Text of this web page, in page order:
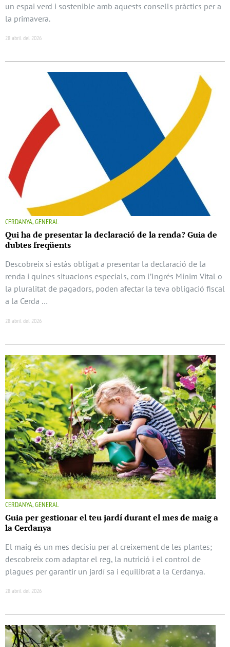
un espai verd i sostenible amb aquests consells pràctics per a
la primavera.
28 abril del 2026
CERDANYA, GENERAL
Qui ha de presentar la declaració de la renda? Guia de
dubtes freqüents
Descobreix si estàs obligat a presentar la declaració de la
renda i quines situacions especials, com l’Ingrés Mínim Vital o
la pluralitat de pagadors, poden afectar la teva obligació fiscal
a la Cerda …
28 abril del 2026
CERDANYA, GENERAL
Guia per gestionar el teu jardí durant el mes de maig a
la Cerdanya
El maig és un mes decisiu per al creixement de les plantes;
descobreix com adaptar el reg, la nutrició i el control de
plagues per garantir un jardí sa i equilibrat a la Cerdanya.
28 abril del 2026